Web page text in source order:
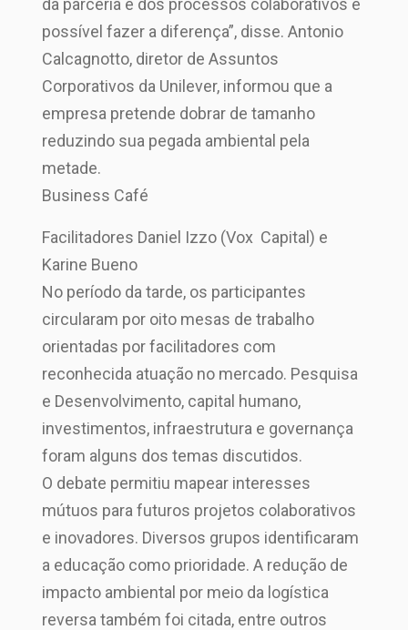
da parceria e dos processos colaborativos é
possível fazer a diferença”, disse. Antonio
Calcagnotto, diretor de Assuntos
Corporativos da Unilever, informou que a
empresa pretende dobrar de tamanho
reduzindo sua pegada ambiental pela
metade.
Business Café
Facilitadores Daniel Izzo (Vox Capital) e
Karine Bueno
No período da tarde, os participantes
circularam por oito mesas de trabalho
orientadas por facilitadores com
reconhecida atuação no mercado. Pesquisa
e Desenvolvimento, capital humano,
investimentos, infraestrutura e governança
foram alguns dos temas discutidos.
O debate permitiu mapear interesses
mútuos para futuros projetos colaborativos
e inovadores. Diversos grupos identificaram
a educação como prioridade. A redução de
impacto ambiental por meio da logística
reversa também foi citada, entre outros